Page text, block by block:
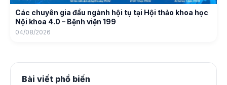
Các chuyên gia đầu ngành hội tụ tại Hội thảo khoa học
Nội khoa 4.0 – Bệnh viện 199
04/08/2026
Bài viết phổ biến